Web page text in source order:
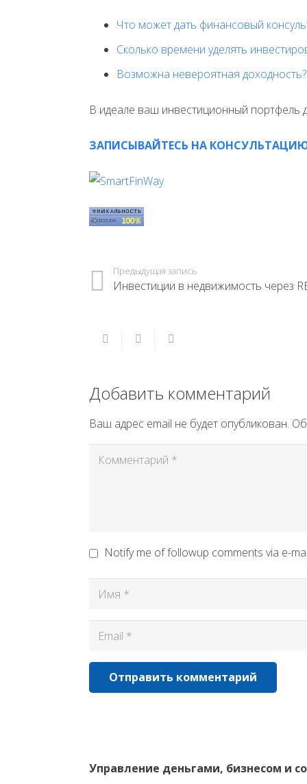
Что может дать финансовый
Сколько времени уделять
Возможна невероятная доходность?
В идеале ваш инвестиционный портфель
ЗАПИСЫВАЙТЕСЬ НА
Предыдущая запись
Инвестиции в недвижимость через
Добавить комментарий
Ваш адрес email не будет опубликован.
Notify me of followup comments via e-
Отправить комментарий
Управление деньгами, бизнесом и